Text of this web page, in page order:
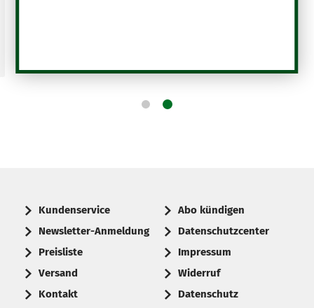
Kundenservice
Newsletter-Anmeldung
Preisliste
Versand
Kontakt
Abo kündigen
Datenschutzcenter
Impressum
Widerruf
Datenschutz